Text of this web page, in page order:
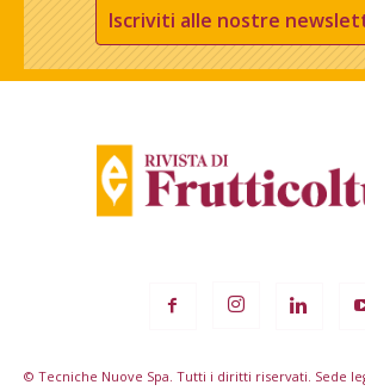
Iscriviti alle nostre
© Tecniche Nuove Spa. Tutti i diritti riservati. Sede